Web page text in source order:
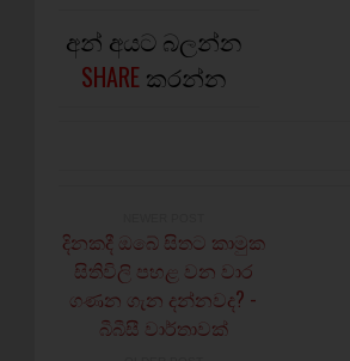
අන් අයට බලන්න
SHARE කරන්න
දිනකදී ඔබේ සිතට කාමුක
සිතිවිලි පහළ වන වාර
ගණන ගැන දන්නවද? -
බීබීසී වාර්තාවක්